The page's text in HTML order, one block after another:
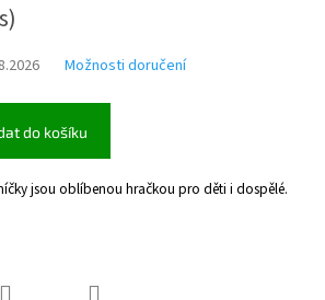
)
Možnosti doručení
do košíku
jsou oblíbenou hračkou pro děti i dospělé.